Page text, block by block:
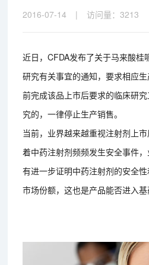
2016-07-14 | 访问量：3213
近日，CFDA发布了关于马来酸桂
研究有关事宜的通知，要求相应
前完成该品上市后要求的临床研
究的，一律停止生产销售。
当前，业界越来越重视注射剂上
着中药注射剂频频发生安全事件
有进一步证明中药注射剂的安全
市场份额，这也是产品能否进入基